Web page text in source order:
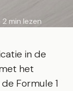
min lezen
in de
het
Formule 1